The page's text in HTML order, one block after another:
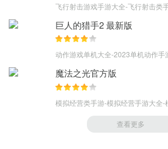
飞行射击游戏手游大全-飞行射击类
巨人的猎手2 最新版
动作游戏单机大全-2023单机动作
魔法之光官方版
模拟经营类手游-模拟经营手游大全-
查看更多